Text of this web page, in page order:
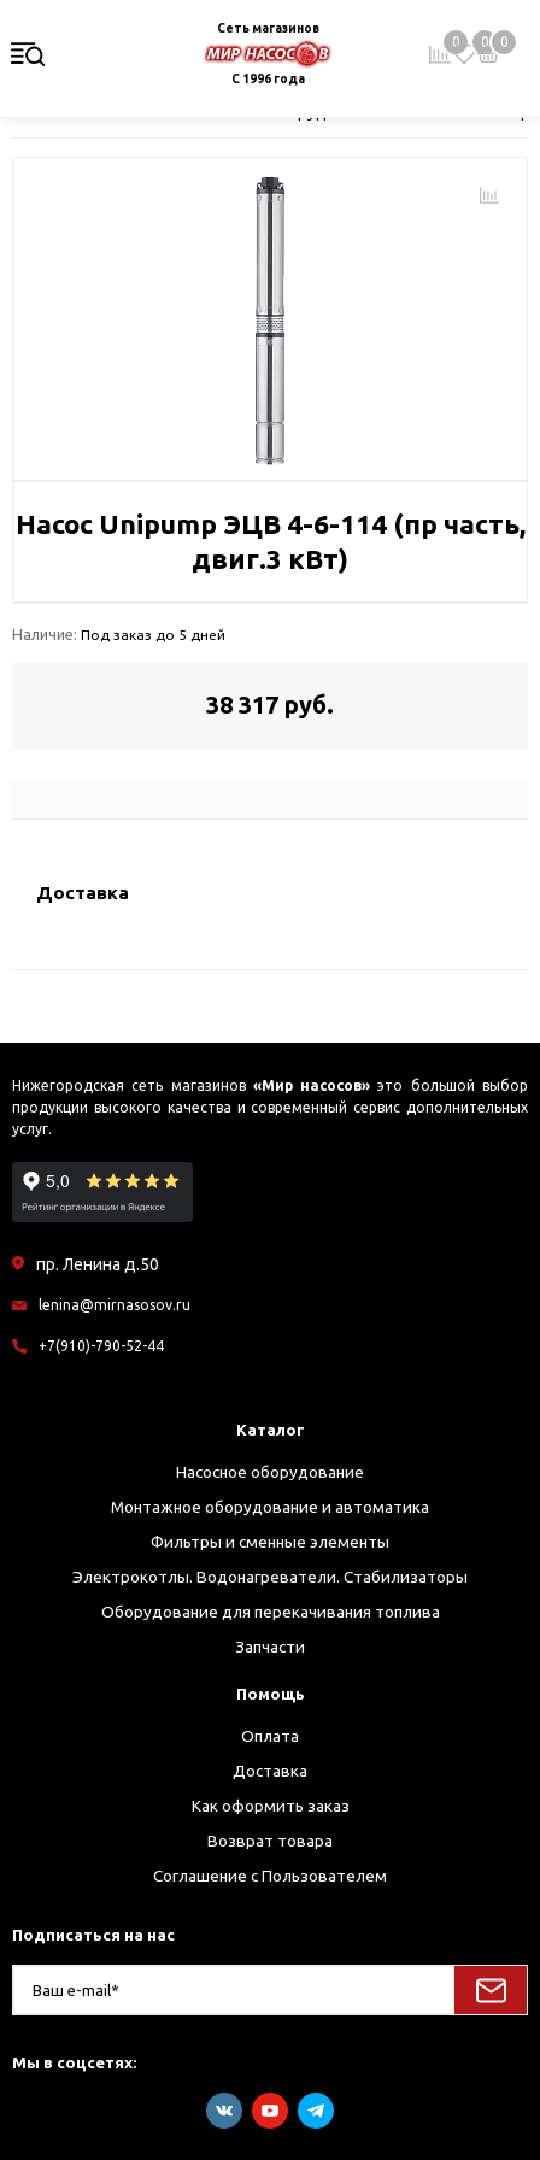
Сеть магазинов
С 1996 года
0 0 0
Насос Unipump ЭЦВ 4-6-114 (пр часть,
двиг.3 кВт)
Наличие: Под заказ до 5 дней
38 317 руб.
Доставка
Нижегородская сеть магазинов «Мир насосов» это большой выбор
продукции высокого качества и современный сервис дополнительных
услуг.
пр. Ленина д.50
lenina@mirnasosov.ru
+7(910)-790-52-44
Каталог
Насосное оборудование
Монтажное оборудование и автоматика
Фильтры и сменные элементы
Электрокотлы. Водонагреватели. Стабилизаторы
Оборудование для перекачивания топлива
Запчасти
Помощь
Оплата
Доставка
Как оформить заказ
Возврат товара
Соглашение с Пользователем
Подписаться на нас
Мы в соцсетях: